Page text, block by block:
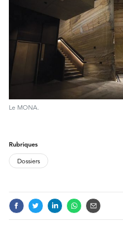
Le MONA.
Rubriques
Dossiers